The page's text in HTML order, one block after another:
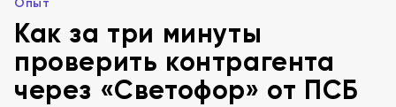
Опыт
Как за три минуты
проверить контрагента
через «Светофор» от ПСБ